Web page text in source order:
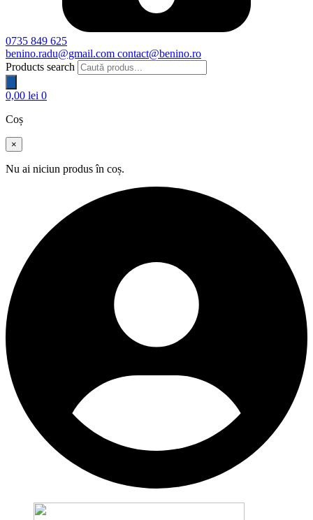
0735 849 625
benino.radu@gmail.com contact@benino.ro
Products search
0,00 lei 0
Coș
×
Nu ai niciun produs în coș.